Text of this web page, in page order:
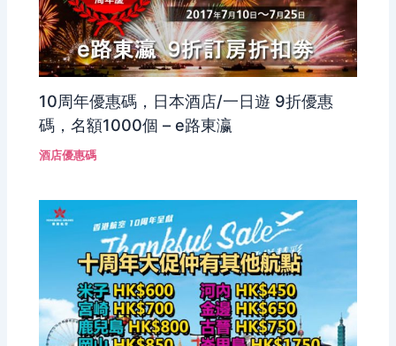
10周年優惠碼，日本酒店/一日遊 9折優惠
碼，名額1000個 – e路東瀛
酒店優惠碼